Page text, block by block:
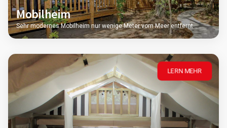
Mobilheim
Sehr modernes Mobilheim nur wenige Meter vom Meer entfernt
LERN MEHR